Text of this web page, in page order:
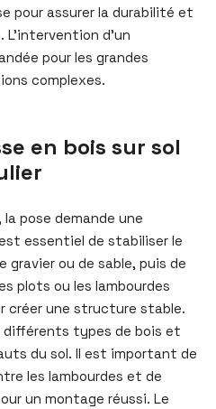
pour assurer la durabilité et
d’un
pour les grandes
complexes.
en bois sur sol
la pose demande une
essentiel de stabiliser le
ou de sable, puis de
plots ou les lambourdes
créer une structure stable.
différents types de bois et
du sol. Il est important de
les lambourdes et de
un montage réussi. Le